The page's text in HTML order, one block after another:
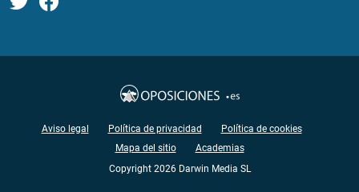
Aviso legal Política de privacidad
Política de cookies
Mapa del sitio
Academias
Copyright 2026 Darwin Media SL